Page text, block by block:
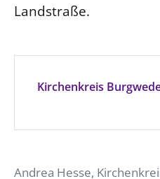
Kirchenkreis
Landstraße.
Andrea Hesse,